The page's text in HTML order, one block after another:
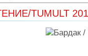
TUMULT